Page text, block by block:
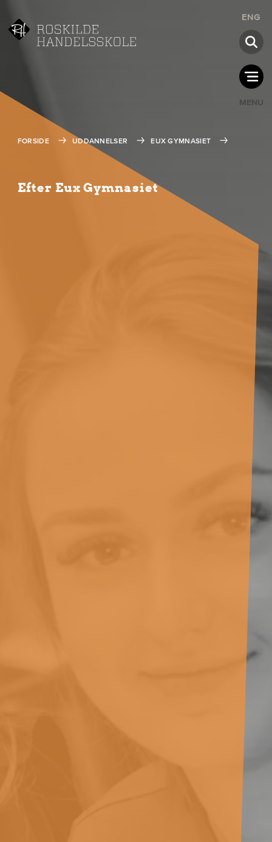
ENG
FORSIDE UDDANNELSER EUX GYMNASIET
Efter Eux Gymnasiet
MENU